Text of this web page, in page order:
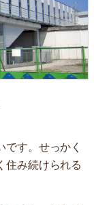
す。せっかく
住み続けられる